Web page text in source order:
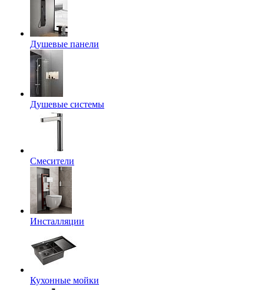
Душевые панели
Душевые системы
Смесители
Инсталляции
Кухонные мойки